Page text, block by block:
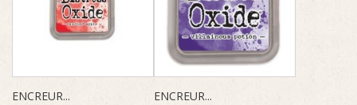
ENCREUR... ENCREUR...